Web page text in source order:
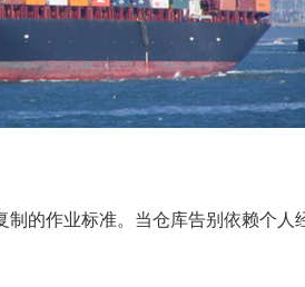
的作业标准。当仓库告别依赖个人